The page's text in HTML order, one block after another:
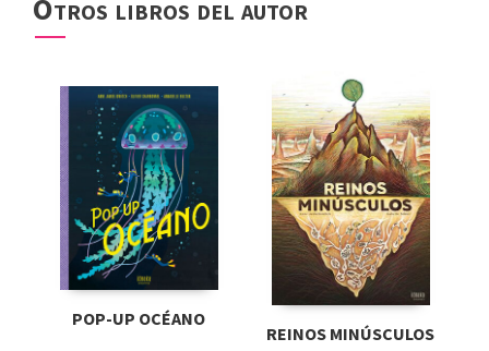
Otros libros del autor
POP-UP OCÉANO
REINOS MINÚSCULOS